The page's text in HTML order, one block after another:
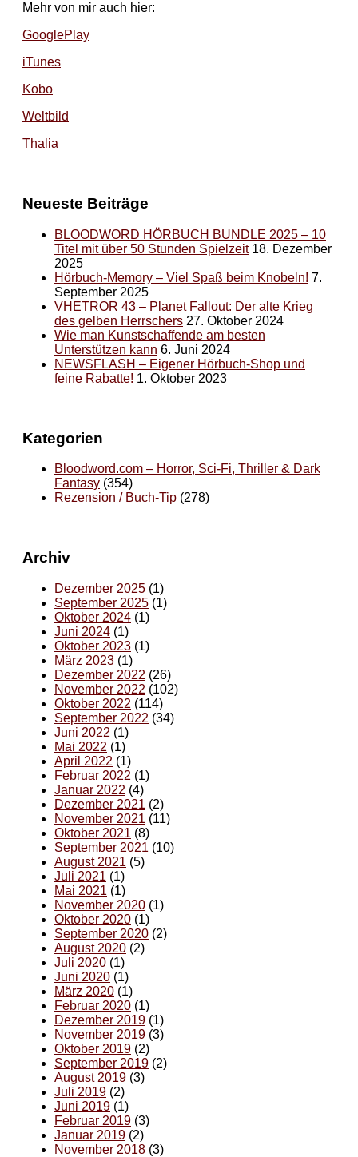
Mehr von mir auch hier:
GooglePlay
iTunes
Kobo
Weltbild
Thalia
Neueste Beiträge
BLOODWORD HÖRBUCH BUNDLE 2025 – 10
Titel mit über 50 Stunden Spielzeit 18. Dezember
2025
Hörbuch-Memory – Viel Spaß beim Knobeln! 7.
September 2025
VHETROR 43 – Planet Fallout: Der alte Krieg
des gelben Herrschers 27. Oktober 2024
Wie man Kunstschaffende am besten
Unterstützen kann 6. Juni 2024
NEWSFLASH – Eigener Hörbuch-Shop und
feine Rabatte! 1. Oktober 2023
Kategorien
Bloodword.com – Horror, Sci-Fi, Thriller & Dark
Fantasy (354)
Rezension / Buch-Tip (278)
Archiv
Dezember 2025 (1)
September 2025 (1)
Oktober 2024 (1)
Juni 2024 (1)
Oktober 2023 (1)
März 2023 (1)
Dezember 2022 (26)
November 2022 (102)
Oktober 2022 (114)
September 2022 (34)
Juni 2022 (1)
Mai 2022 (1)
April 2022 (1)
Februar 2022 (1)
Januar 2022 (4)
Dezember 2021 (2)
November 2021 (11)
Oktober 2021 (8)
September 2021 (10)
August 2021 (5)
Juli 2021 (1)
Mai 2021 (1)
November 2020 (1)
Oktober 2020 (1)
September 2020 (2)
August 2020 (2)
Juli 2020 (1)
Juni 2020 (1)
März 2020 (1)
Februar 2020 (1)
Dezember 2019 (1)
November 2019 (3)
Oktober 2019 (2)
September 2019 (2)
August 2019 (3)
Juli 2019 (2)
Juni 2019 (1)
Februar 2019 (3)
Januar 2019 (2)
November 2018 (3)